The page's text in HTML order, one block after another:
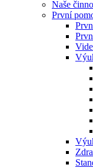
Naše
První